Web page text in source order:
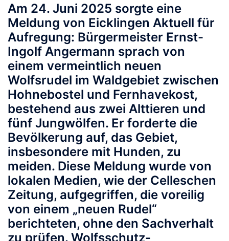
Am 24. Juni 2025 sorgte eine
Meldung von Eicklingen Aktuell für
Aufregung: Bürgermeister Ernst-
Ingolf Angermann sprach von
einem vermeintlich neuen
Wolfsrudel im Waldgebiet zwischen
Hohnebostel und Fernhavekost,
bestehend aus zwei Alttieren und
fünf Jungwölfen. Er forderte die
Bevölkerung auf, das Gebiet,
insbesondere mit Hunden, zu
meiden. Diese Meldung wurde von
lokalen Medien, wie der Celleschen
Zeitung, aufgegriffen, die voreilig
von einem „neuen Rudel“
berichteten, ohne den Sachverhalt
zu prüfen. Wolfsschutz-